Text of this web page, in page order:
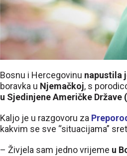
Bosnu i Hercegovinu napustila
boravka u Njemačkoj, s
u Sjedinjene Američke Države
Kaljo je u razgovoru za
kakvim se sve “situacijama”
– Živjela sam jedno vrijeme u